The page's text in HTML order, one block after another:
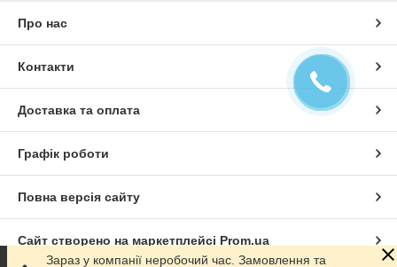
Про нас
Контакти
Доставка та оплата
Графік роботи
Повна версія сайту
Сайт створено на маркетплейсі Prom.ua
Зараз у компанії неробочий час. Замовлення та